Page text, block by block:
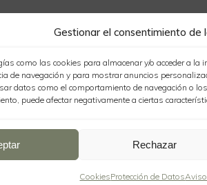
Gestionar el consentimiento de
como las cookies para almacenar y/o acceder a
de navegación y para mostrar anuncios
datos como el comportamiento de navegación o
puede afectar negativamente a ciertas
Rechazar
CookiesProtección de Datos